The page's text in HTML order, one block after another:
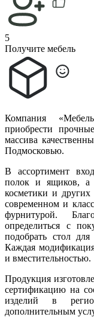
5
Получите мебель
Компания
приобрести
массива
Подмосковью.
В ассортимент
полок и ящиков, а
косметики и
современном и
фурнитурой.
определиться с
подобрать стол
Каждая
и вместительностью.
Продукция
сертификацию на
изделий в
дополнительным